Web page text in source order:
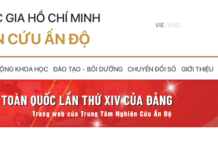
GIA HỒ CHÍ MINH
CỨU ẤN ĐỘ
VIE ENG
KHOA HỌC ĐÀO TẠO - BỒI DƯỠNG CHUYỂN ĐỔI SỐ GIỚI THIỆU